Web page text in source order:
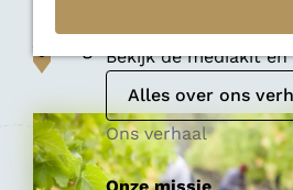
Bekijk de mediakit
Alles over ons
Ons verhaal